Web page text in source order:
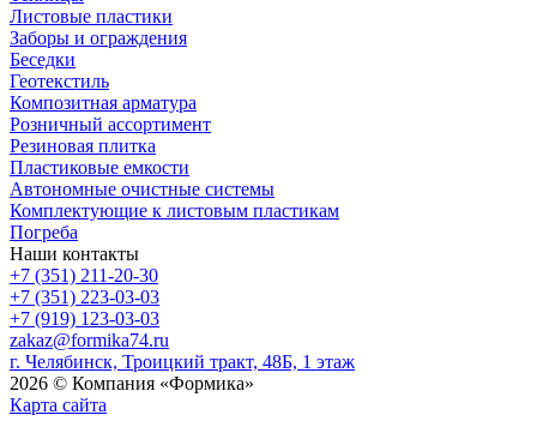
Листовые пластики
Заборы и ограждения
Беседки
Геотекстиль
Композитная арматура
Розничный ассортимент
Резиновая плитка
Пластиковые емкости
Автономные очистные системы
Комплектующие к листовым пластикам
Погреба
Наши контакты
+7 (351) 211-20-30
+7 (351) 223-03-03
+7 (919) 123-03-03
zakaz@formika74.ru
г. Челябинск, Троицкий тракт, 48Б, 1 этаж
2026 © Компания «Формика»
Карта сайта